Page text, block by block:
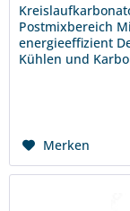
Postmixbereich
energieeffizient
Kühlen und
Merken